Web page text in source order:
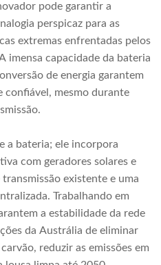
pode garantir a
perspicaz para as
extremas enfrentadas pelos
imensa capacidade da bateria
de energia garantem
confiável, mesmo durante
a bateria; ele incorpora
com geradores solares e
existente e uma
Trabalhando em
a estabilidade da rede
da Austrália de eliminar
reduzir as emissões em